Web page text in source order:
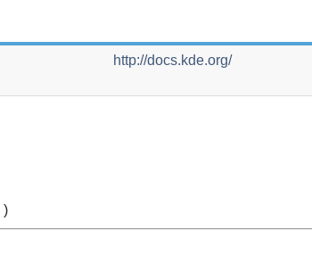
http://docs.kde.org/
)